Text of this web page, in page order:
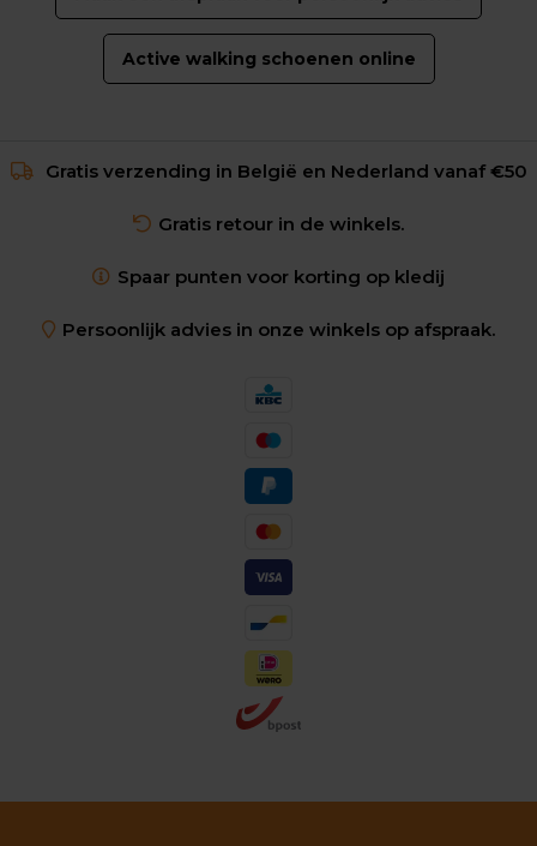
Active walking schoenen online
Gratis verzending in België en Nederland vanaf €50
Gratis retour in de winkels.
Spaar punten voor korting op kledij
Persoonlijk advies in onze winkels op afspraak.